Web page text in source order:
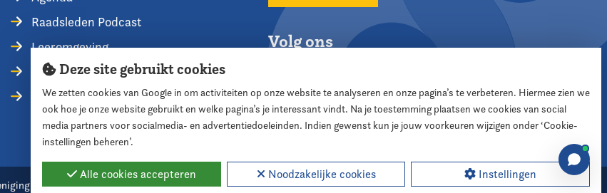
Raadsleden Podcast
Leeromgeving
Privacyverklaring
Contact opnemen
Volg ons
voor Raadsleden Cookie instellingen Webdesign:XD designers
Deze site gebruikt cookies
We zetten cookies van Google in om activiteiten op onze website te analyseren en onze pagina’s te verbeteren. Hiermee zien we
ook hoe je onze website gebruikt en welke pagina’s je interessant vindt. Na je toestemming plaatsen we cookies van social
media partners voor socialmedia- en advertentiedoeleinden. Indien gewenst kun je jouw voorkeuren wijzigen onder ‘Cookie-
instellingen beheren’.
Alle cookies accepteren Noodzakelijke cookies Instellingen